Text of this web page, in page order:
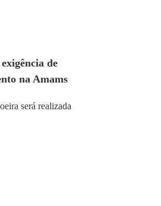
de
na Amams